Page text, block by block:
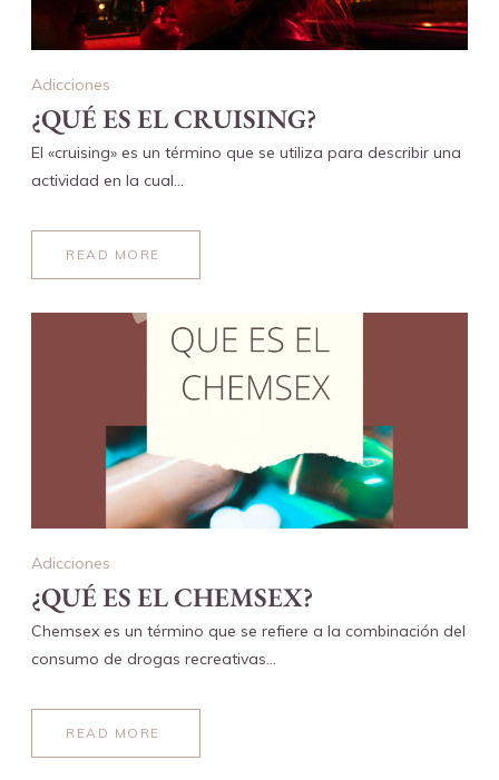
Adicciones
¿QUÉ ES EL CRUISING?
El «cruising» es un término que se utiliza para describir una
actividad en la cual…
READ MORE
ABOUT
CRUISING?
Adicciones
¿QUÉ ES EL CHEMSEX?
Chemsex es un término que se refiere a la combinación del
consumo de drogas recreativas…
READ MORE
ABOUT